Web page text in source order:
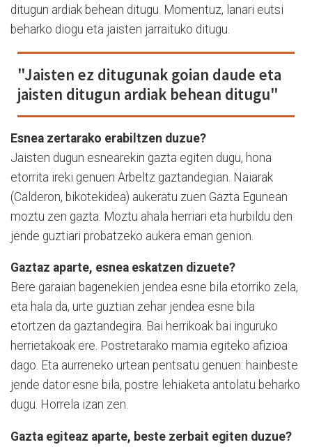
ditugun ardiak behean ditugu. Momentuz, lanari eutsi
beharko diogu eta jaisten jarraituko ditugu.
"Jaisten ez ditugunak goian daude eta
jaisten ditugun ardiak behean ditugu"
Esnea zertarako erabiltzen duzue?
Jaisten dugun esnearekin gazta egiten dugu, hona
etorrita ireki genuen Arbeltz gaztandegian. Naiarak
(Calderon, bikotekidea) aukeratu zuen Gazta Egunean
moztu zen gazta. Moztu ahala herriari eta hurbildu den
jende guztiari probatzeko aukera eman genion.
Gaztaz aparte, esnea eskatzen dizuete?
Bere garaian bagenekien jendea esne bila etorriko zela,
eta hala da, urte guztian zehar jendea esne bila
etortzen da gaztandegira. Bai herrikoak bai inguruko
herrietakoak ere. Postretarako mamia egiteko afizioa
dago. Eta aurreneko urtean pentsatu genuen: hainbeste
jende dator esne bila, postre lehiaketa antolatu beharko
dugu. Horrela izan zen.
Gazta egiteaz aparte, beste zerbait egiten duzue?